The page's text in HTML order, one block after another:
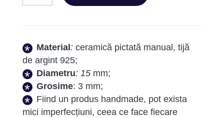
Material :ceramică pictată manual, tijă
de argint 925;
Diametru: 15mm;
Grosime: 3 mm;
Fiind un produs handmade, pot exista
mici imperfecțiuni, ceea ce face fiecare